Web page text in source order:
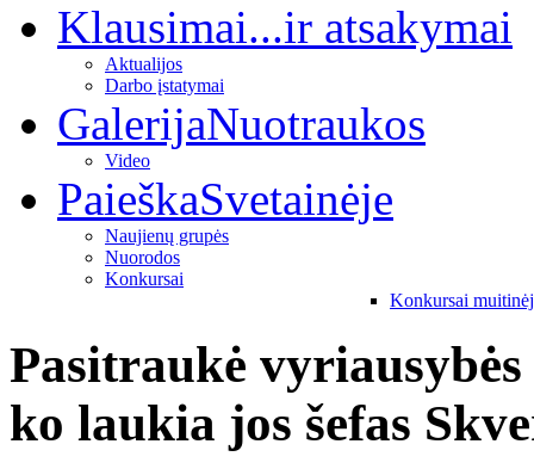
Klausimai...ir atsakymai
Aktualijos
Darbo įstatymai
GalerijaNuotraukos
Video
PaieškaSvetainėje
Naujienų grupės
Nuorodos
Konkursai
Konkursai
Pasitraukė
ko laukia jos šefas